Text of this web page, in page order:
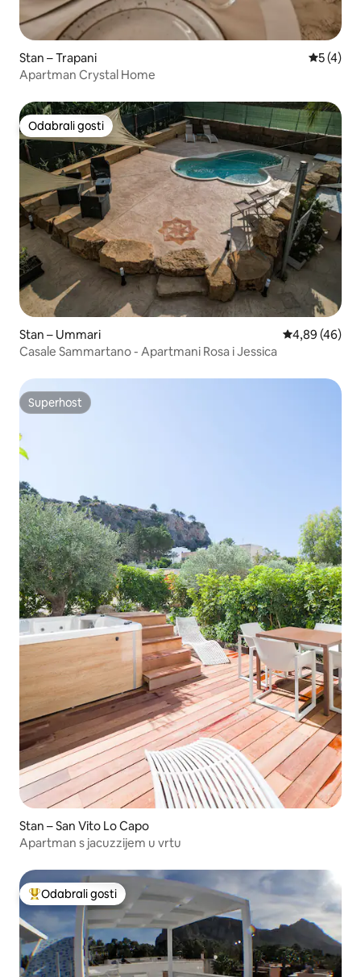
Stan – Trapani
5 (4)
Apartman Crystal Home
Odabrali gosti
Odabrali gosti
Stan – Ummari Prosječna
4,89 (46)
Casale Sammartano - Apartmani Rosa i Jessica
Superhost
Superhost
Stan – San Vito Lo Capo
Apartman s jacuzzijem u vrtu
Među najviše rangiranima s oznakom „Odabrali gosti”
Odabrali gosti